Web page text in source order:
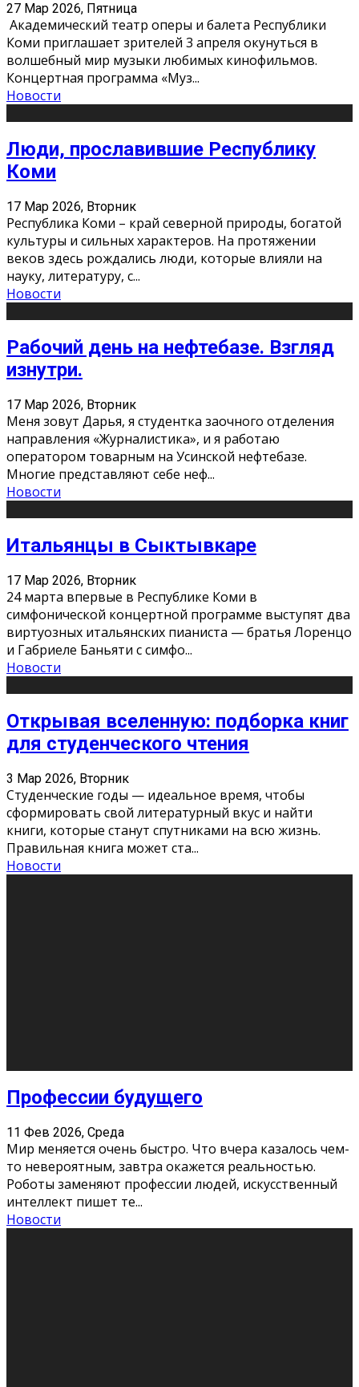
27 Мар 2026, Пятница
Академический театр оперы и балета Республики
Коми приглашает зрителей 3 апреля окунуться в
волшебный мир музыки любимых кинофильмов.
Концертная программа «Муз...
Новости
Люди, прославившие Республику
Коми
17 Мар 2026, Вторник
Республика Коми – край северной природы, богатой
культуры и сильных характеров. На протяжении
веков здесь рождались люди, которые влияли на
науку, литературу, с...
Новости
Рабочий день на нефтебазе. Взгляд
изнутри.
17 Мар 2026, Вторник
Меня зовут Дарья, я студентка заочного отделения
направления «Журналистика», и я работаю
оператором товарным на Усинской нефтебазе.
Многие представляют себе неф...
Новости
Итальянцы в Сыктывкаре
17 Мар 2026, Вторник
24 марта впервые в Республике Коми в
симфонической концертной программе выступят два
виртуозных итальянских пианиста — братья Лоренцо
и Габриеле Баньяти с симфо...
Новости
Открывая вселенную: подборка книг
для студенческого чтения
3 Мар 2026, Вторник
Студенческие годы — идеальное время, чтобы
сформировать свой литературный вкус и найти
книги, которые станут спутниками на всю жизнь.
Правильная книга может ста...
Новости
Как бороться со стрессом
11 Фев 2026, Среда
Стресс – нормальная реакция организма, когда
факторов, воздействующих на твой организм
больше, чем ресурсов. Есть советы, как бороться со
стрессовым состояни
Новости